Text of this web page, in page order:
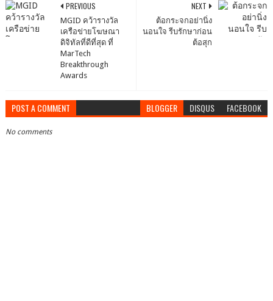
NEXT
ต้อกระจกอย่านิ่ง
นอนใจ รีบรักษาก่อน
ต้อสุก
PREVIOUS
MGID คว้ารางวัล
เครือข่ายโฆษณา
ดิจิทัลที่ดีที่สุด ที่
MarTech
Breakthrough
Awards
POST A COMMENT BLOGGER DISQUS FACEBOOK
No comments